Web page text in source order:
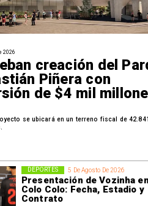
5 De Agosto De 2026
Presentación de Vozinha en
Colo Colo: Fecha, Estadio y
Contrato
DEPORTES
2026
creación del
Piñera con
de $4 mil
se ubicará en un terreno fiscal de